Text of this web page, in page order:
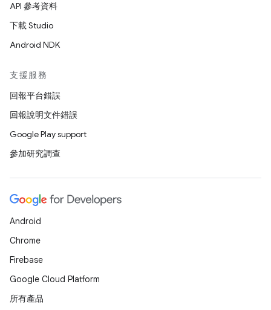
API 參考資料
下載 Studio
Android NDK
支援服務
回報平台錯誤
回報說明文件錯誤
Google Play support
參加研究調查
Android
Chrome
Firebase
Google Cloud Platform
所有產品